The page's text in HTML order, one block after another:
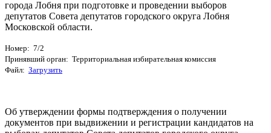
города Лобня при подготовке и проведении выборов
депутатов Совета депутатов городского округа Лобня
Московской области.
Номер: 7/2
Принявший орган: Территориальная избирательная комиссия
Файл: Загрузить
Об утверждении формы подтверждения о получении
документов при выдвижении и регистрации кандидатов на